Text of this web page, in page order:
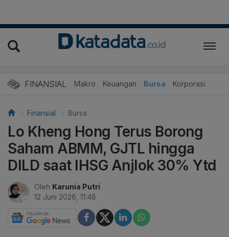
FINANSIAL Makro Keuangan Bursa Korporasi
Finansial Bursa
Lo Kheng Hong Terus Borong
Saham ABMM, GJTL hingga
DILD saat IHSG Anjlok 30% Ytd
Oleh Karunia Putri
12 Juni 2026, 11:48